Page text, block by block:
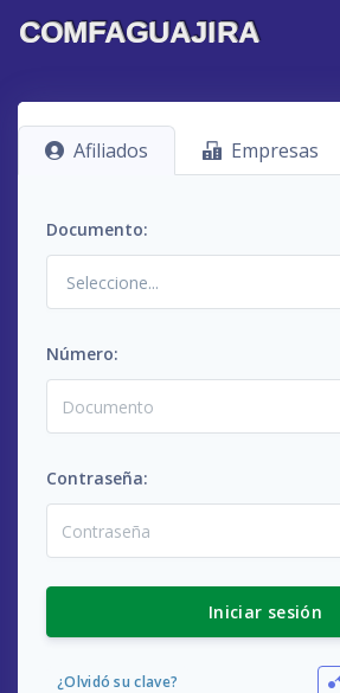
COMFAGUAJIRA
Afiliados Empresas
Documento:
Número:
Contraseña:
Iniciar sesión
¿Olvidó su clave?